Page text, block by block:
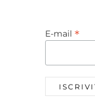
E-mail *